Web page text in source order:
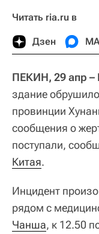
Читать ria.ru в
Дзен
ПЕКИН, 29 апр
здание
провинции
сообщения о
поступали,
Китая.
Инцидент
рядом с
Чанша, к 12.50